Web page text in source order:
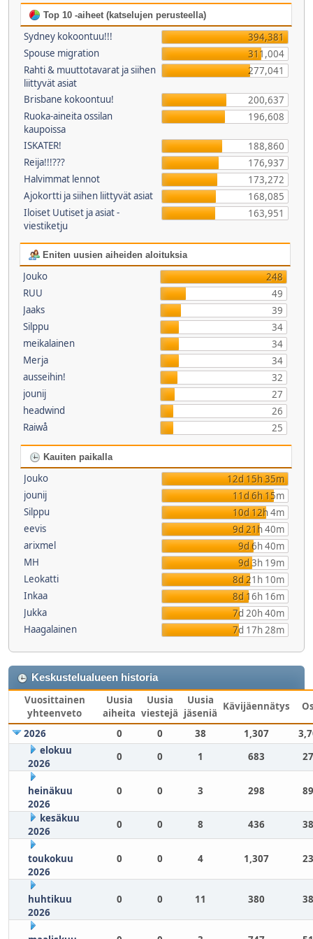
Top 10 -aiheet (katselujen perusteella)
Sydney kokoontuu!!!
394,381
Spouse migration
311,004
Rahti & muuttotavarat ja siihen
liittyvät asiat
277,041
Brisbane kokoontuu!
200,637
Ruoka-aineita ossilan
kaupoissa
196,608
ISKATER!
188,860
Reija!!!???
176,937
Halvimmat lennot
173,272
Ajokortti ja siihen liittyvät asiat
168,085
Iloiset Uutiset ja asiat -
viestiketju
163,951
Eniten uusien aiheiden aloituksia
Jouko
248
RUU
49
Jaaks
39
Silppu
34
meikalainen
34
Merja
34
ausseihin!
32
jounij
27
headwind
26
Raiwå
25
Kauiten paikalla
Jouko
12d 15h 35m
jounij
11d 6h 15m
Silppu
10d 12h 4m
eevis
9d 21h 40m
arixmel
9d 6h 40m
MH
9d 3h 19m
Leokatti
8d 21h 10m
Inkaa
8d 16h 16m
Jukka
7d 20h 40m
Haagalainen
7d 17h 28m
Keskustelualueen historia
Vuosittainen
yhteenveto
Uusia
aiheita
Uusia
viestejä
Uusia
jäseniä
Kävijäennätys
2026 0 0 38 1,307
elokuu
2026
0 0 1 683
heinäkuu
2026
0 0 3 298
kesäkuu
2026
0 0 8 436
toukokuu
2026
0 0 4 1,307
huhtikuu
2026
0 0 11 380